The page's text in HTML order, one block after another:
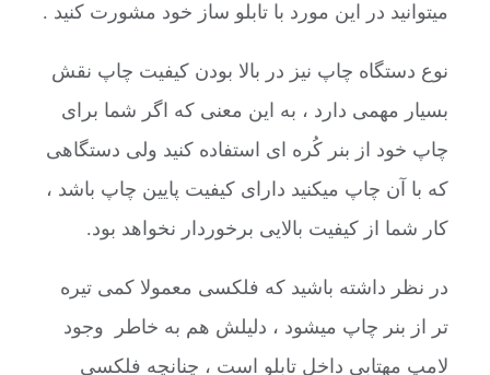
میتوانید در این مورد با تابلو ساز خود مشورت کنید .
نوع دستگاه چاپ نیز در بالا بودن کیفیت چاپ نقش
بسیار مهمی دارد ، به این معنی که اگر شما برای
چاپ خود از بنر کُره ای استفاده کنید ولی دستگاهی
که با آن چاپ میکنید دارای کیفیت پایین چاپ باشد ،
کار شما از کیفیت بالایی برخوردار نخواهد بود.
در نظر داشته باشید که فلکسی معمولا کمی تیره
تر از بنر چاپ میشود ، دلیلش هم به خاطر وجود
لامپ مهتابی داخل تابلو است ، چنانچه فلکسی